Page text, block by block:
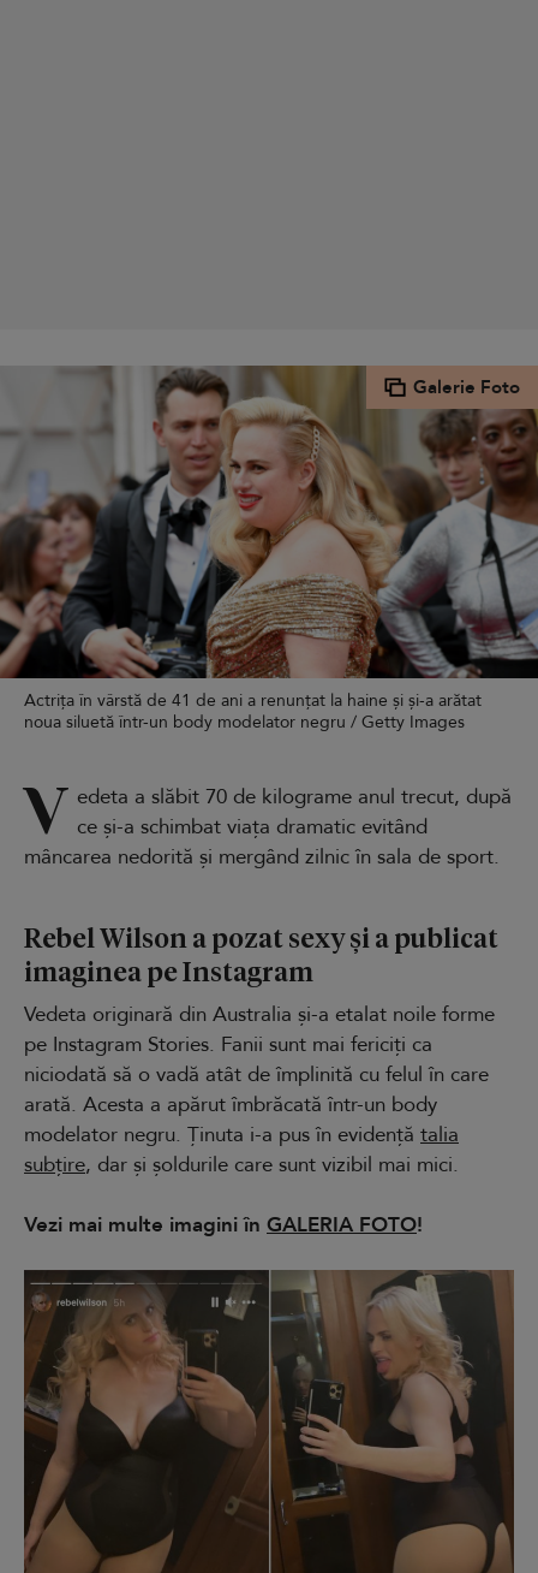
Galerie Foto
Actrița în vârstă de 41 de ani a renunțat la haine și și-a arătat
noua siluetă într-un body modelator negru / Getty Images
V edeta a slăbit 70 de kilograme anul trecut, după
ce și-a schimbat viața dramatic evitând
mâncarea nedorită și mergând zilnic în sala de sport.
Rebel Wilson a pozat sexy și a publicat
imaginea pe Instagram
Vedeta originară din Australia și-a etalat noile forme
pe Instagram Stories. Fanii sunt mai fericiți ca
niciodată să o vadă atât de împlinită cu felul în care
arată. Acesta a apărut îmbrăcată într-un body
modelator negru. Ținuta i-a pus în evidență talia
subțire, dar și șoldurile care sunt vizibil mai mici.
Vezi mai multe imagini în GALERIA FOTO!